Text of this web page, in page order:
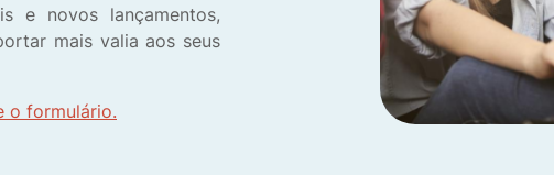
e novos lançamentos,
mais valia aos seus
o formulário.